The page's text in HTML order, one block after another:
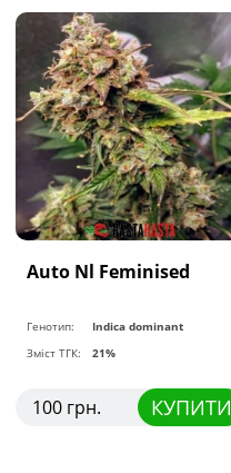
Auto Nl Feminised
Генотип:
Indica dominant
Зміст ТГК:
21%
100 грн. КУПИТИ